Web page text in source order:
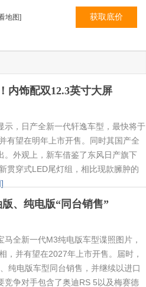
地图]
获取底价
内饰配双12.3英寸大屏
，日产全新一代轩逸车型，最快将于
有望在明年上市开售。同时其国产全
。外观上，新车借鉴了东风日产旗下
贯穿式LED尾灯组，相比现款臃肿的
、纯电版“同台销售”
全新一代M3纯电版车型谍照图片，
，并有望在2027年上市开售。届时，
纯电版车型同台销售，并继续以进口
竞争对手包含了奥迪RS 5以及梅赛德